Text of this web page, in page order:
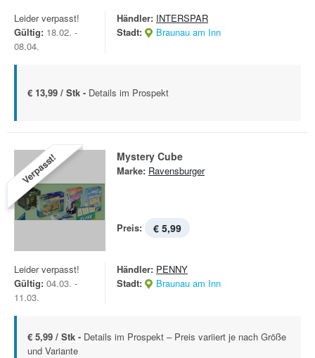
Leider verpasst!
Gültig: 18.02. -
08.04.
Händler: INTERSPAR
Stadt:
Braunau am Inn
€ 13,99 / Stk - Details im Prospekt
Verpasst! Mystery Cube
Marke: Ravensburger
Preis: € 5,99
Leider verpasst!
Gültig: 04.03. -
11.03.
Händler: PENNY
Stadt:
Braunau am Inn
€ 5,99 / Stk - Details im Prospekt – Preis variiert je nach Größe
und Variante